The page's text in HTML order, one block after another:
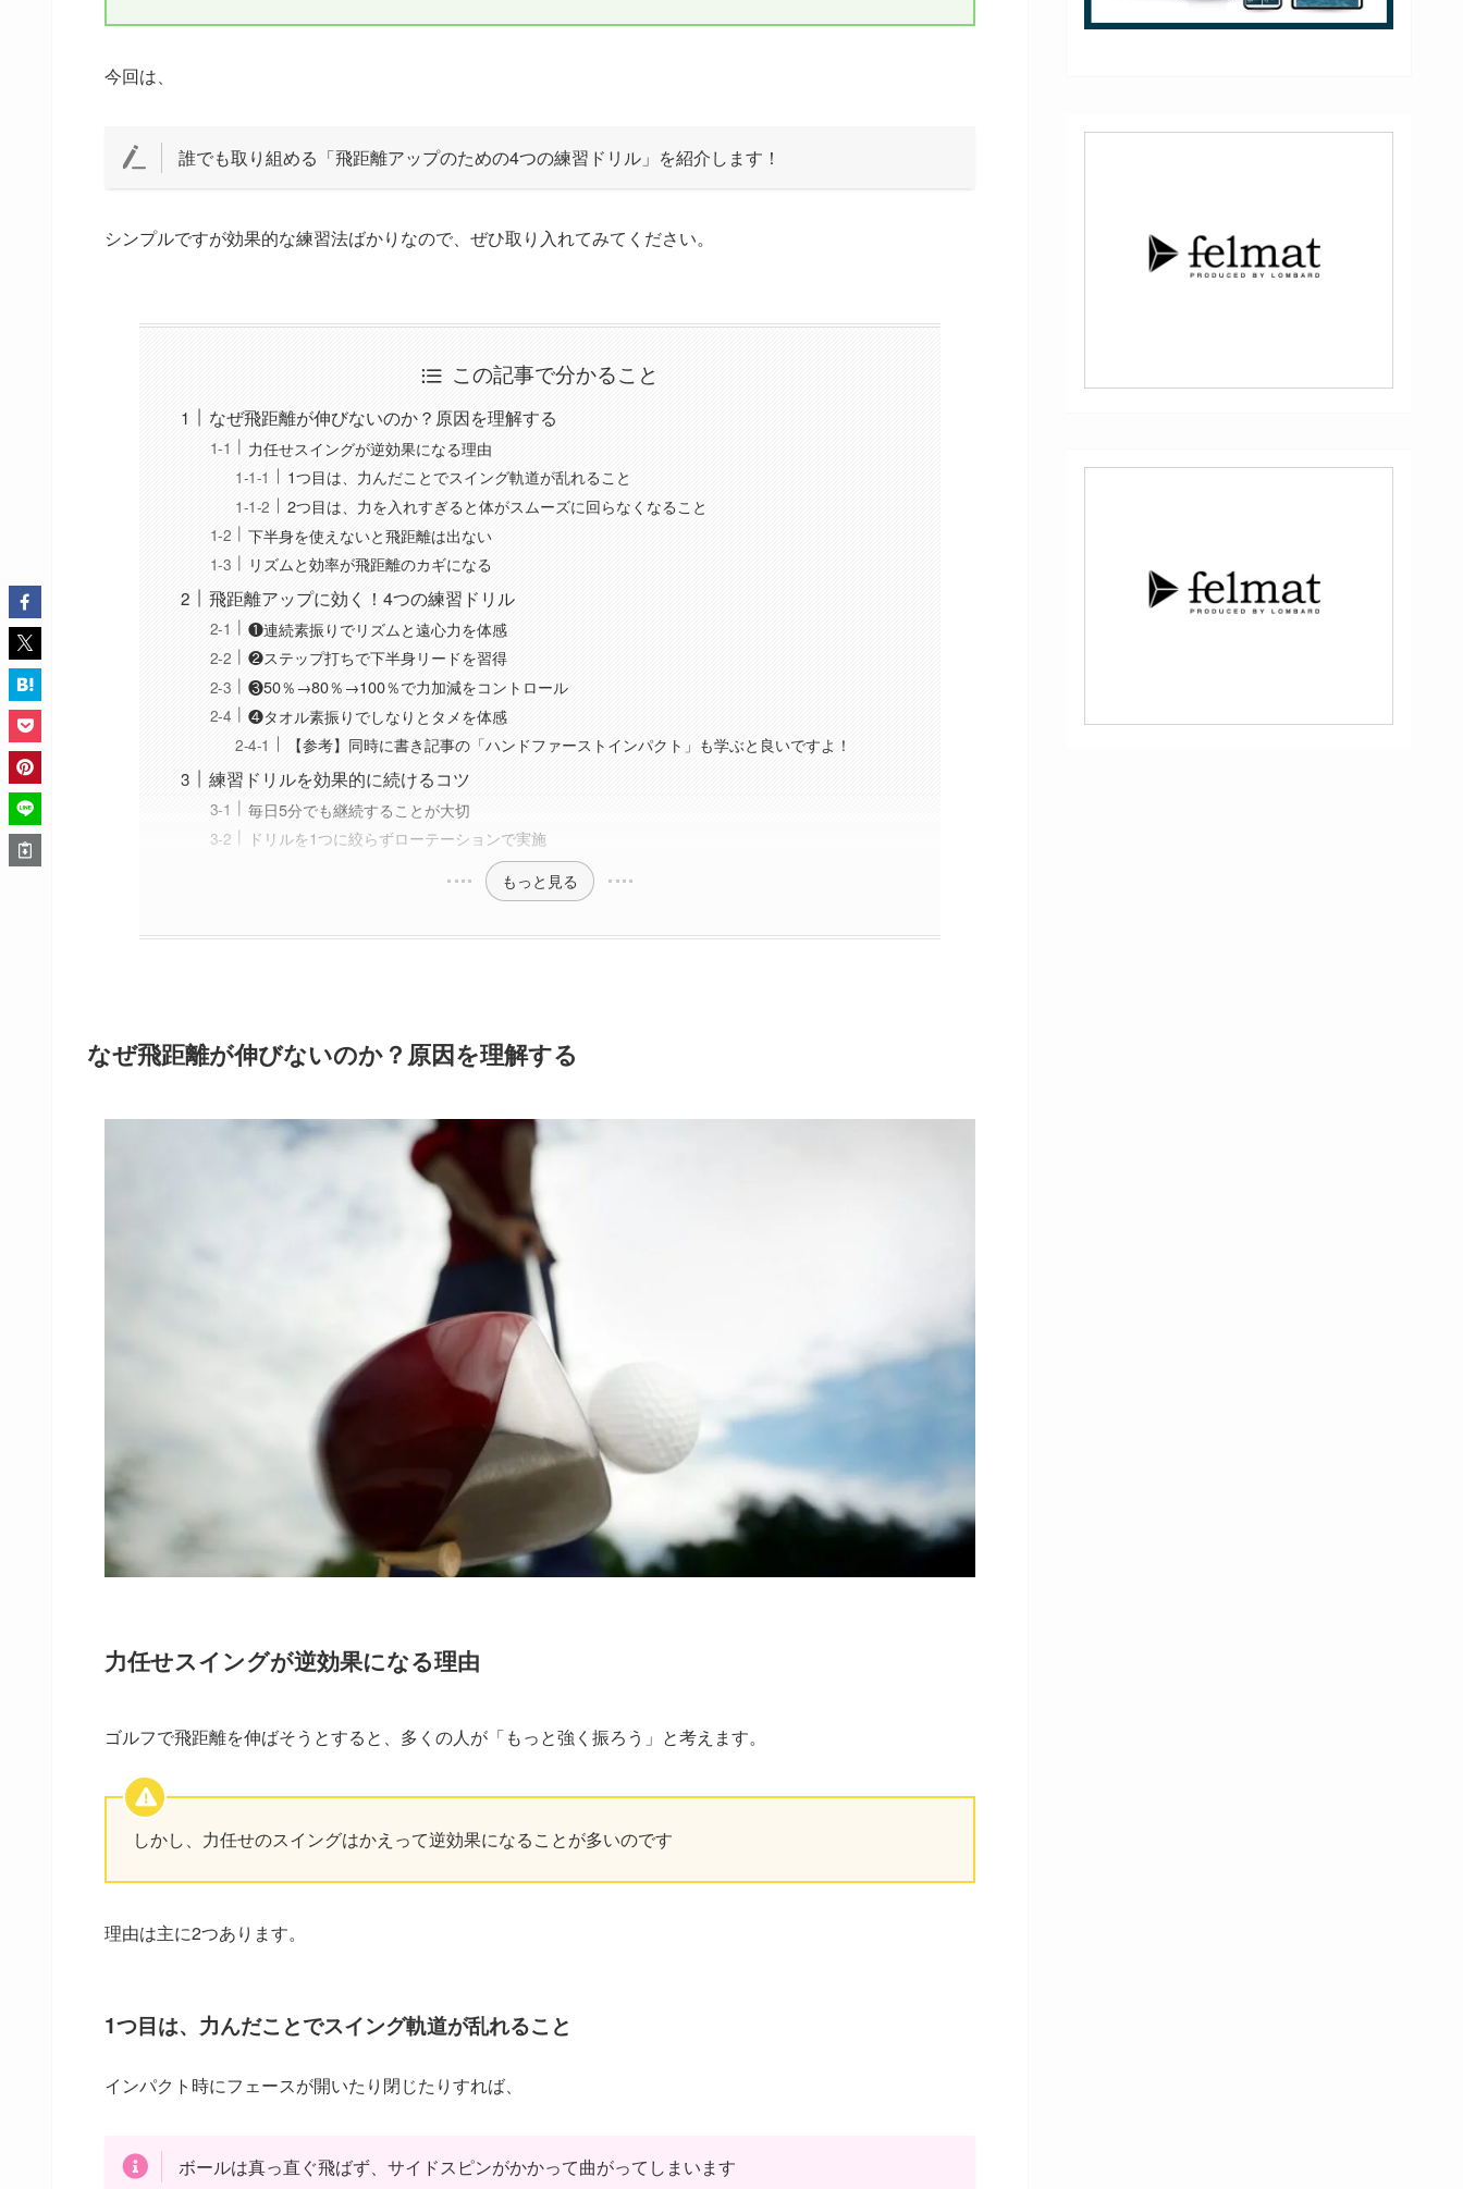
今回は、
誰でも取り組める「飛距離アップのための4つの練習ドリル」を紹介します！
シンプルですが効果的な練習法ばかりなので、ぜひ取り入れてみてください。
この記事で分かること
なぜ飛距離が伸びないのか？原因を理解する
力任せスイングが逆効果になる理由
1つ目は、力んだことでスイング軌道が乱れること
2つ目は、力を入れすぎると体がスムーズに回らなくなること
下半身を使えないと飛距離は出ない
リズムと効率が飛距離のカギになる
飛距離アップに効く！4つの練習ドリル
❶連続素振りでリズムと遠心力を体感
❷ステップ打ちで下半身リードを習得
❸50％→80％→100％で力加減をコントロール
❹タオル素振りでしなりとタメを体感
【参考】同時に書き記事の「ハンドファーストインパクト」も学ぶと良いですよ！
練習ドリルを効果的に続けるコツ
毎日5分でも継続することが大切
ドリルを1つに絞らずローテーションで実施
もっと見る
なぜ飛距離が伸びないのか？原因を理解する
力任せスイングが逆効果になる理由
ゴルフで飛距離を伸ばそうとすると、多くの人が「もっと強く振ろう」と考えます。
しかし、力任せのスイングはかえって逆効果になることが多いのです
理由は主に2つあります。
1つ目は、力んだことでスイング軌道が乱れること
インパクト時にフェースが開いたり閉じたりすれば、
ボールは真っ直ぐ飛ばず、サイドスピンがかかって曲がってしまいます